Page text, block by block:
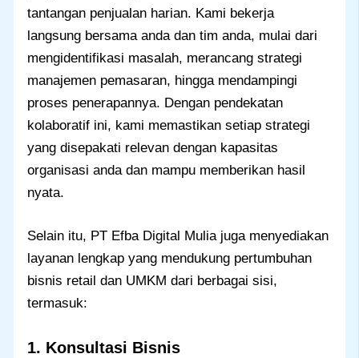
tantangan penjualan harian. Kami bekerja
langsung bersama anda dan tim anda, mulai dari
mengidentifikasi masalah, merancang strategi
manajemen pemasaran, hingga mendampingi
proses penerapannya. Dengan pendekatan
kolaboratif ini, kami memastikan setiap strategi
yang disepakati relevan dengan kapasitas
organisasi anda dan mampu memberikan hasil
nyata.
Selain itu, PT Efba Digital Mulia juga menyediakan
layanan lengkap yang mendukung pertumbuhan
bisnis retail dan UMKM dari berbagai sisi,
termasuk:
1. Konsultasi Bisnis